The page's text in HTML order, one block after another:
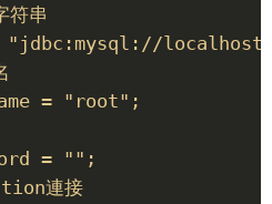
符串
"jdbc:mysql://
= "root";
= "";
連接